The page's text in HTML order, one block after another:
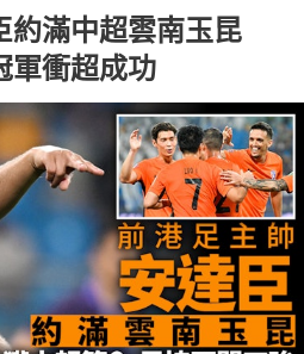
約滿中超雲南玉昆
軍衝超成功